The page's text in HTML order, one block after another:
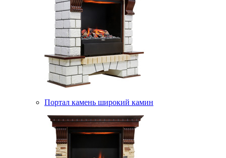
Портал камень широкий камин